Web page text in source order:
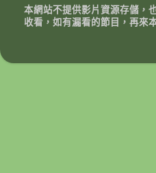
本網站不提供影片資源存儲，
收看，如有漏看的節目，再來